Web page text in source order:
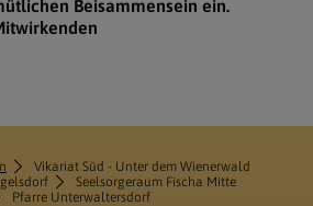
Beisammensein ein.
Vikariat Süd - Unter dem Wienerwald
Seelsorgeraum Fischa Mitte
Pfarre Unterwaltersdorf